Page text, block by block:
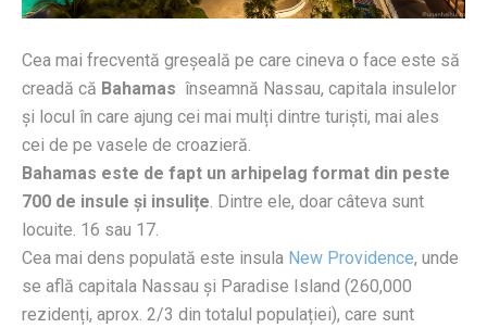
Cea mai frecventă greșeală pe care cineva o face este să
creadă că Bahamas înseamnă Nassau, capitala insulelor
și locul în care ajung cei mai mulți dintre turiști, mai ales
cei de pe vasele de croazieră.
Bahamas este de fapt un arhipelag format din peste
700 de insule și insulițe. Dintre ele, doar câteva sunt
locuite. 16 sau 17.
Cea mai dens populată este insula New Providence, unde
se află capitala Nassau și Paradise Island (260,000
rezidenți, aprox. 2/3 din totalul populației), care sunt